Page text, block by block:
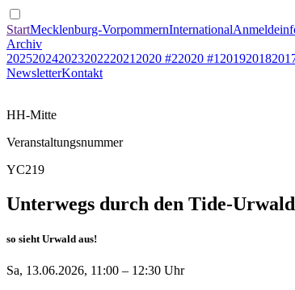
StartMecklenburg-VorpommernInternational
Archiv
20252024202320222021 2020 #22020 #1 20192018
NewsletterKontakt
HH-Mitte
Veranstaltungsnummer
YC219
Unterwegs durch den Tide-
so sieht Urwald aus!
Sa, 13.06.2026, 11:00 – 12:30 Uhr